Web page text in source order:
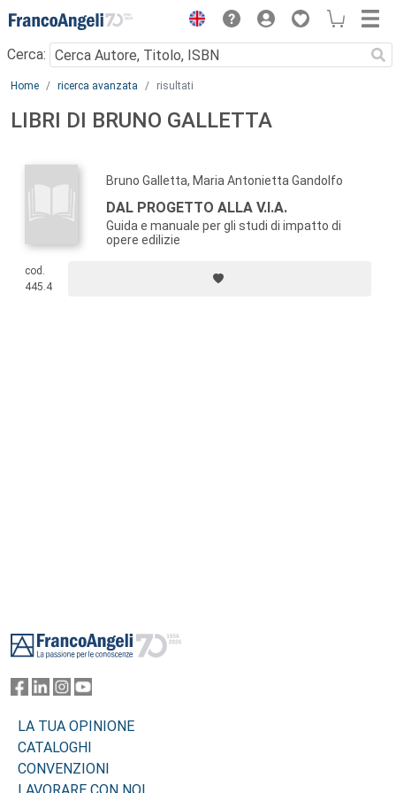
Menu
Cerca:
Main content
Home ricerca avanzata risultati
LIBRI DI BRUNO GALLETTA
Bruno Galletta, Maria Antonietta Gandolfo
DAL PROGETTO ALLA V.I.A.
Guida e manuale per gli studi di impatto di
opere edilizie
cod.
445.4
LA TUA OPINIONE
CATALOGHI
CONVENZIONI